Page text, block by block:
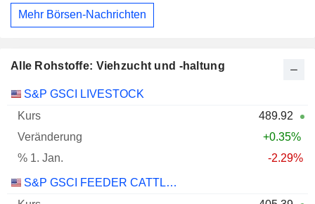
Mehr Börsen-Nachrichten
Alle Rohstoffe: Viehzucht und -haltung
Name Kurs Veränderung
S&P GSCI LIVESTOCK
489.92
+0.35%
-2.29%
S&P GSCI FEEDER CATTLE INDEX